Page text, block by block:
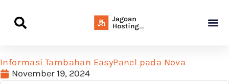
Informasi Tambahan EasyPanel pada Nova
November 19, 2024